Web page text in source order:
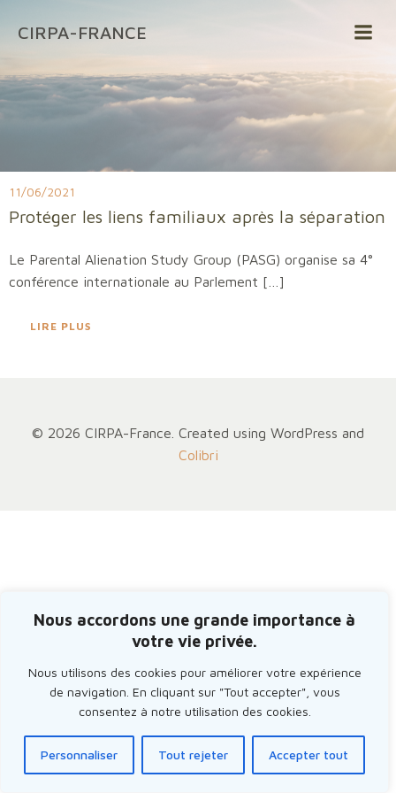
Nous accordons une grande importance à
votre vie privée.
Nous utilisons des cookies pour améliorer votre expérience
de navigation. En cliquant sur "Tout accepter", vous
consentez à notre utilisation des cookies.
Personnaliser Tout rejeter Accepter tout
CIRPA-FRANCE
11/06/2021
Protéger les liens familiaux après la séparation
Le Parental Alienation Study Group (PASG) organise sa 4°
conférence internationale au Parlement […]
LIRE PLUS
© 2026 CIRPA-France. Created using WordPress and
Colibri